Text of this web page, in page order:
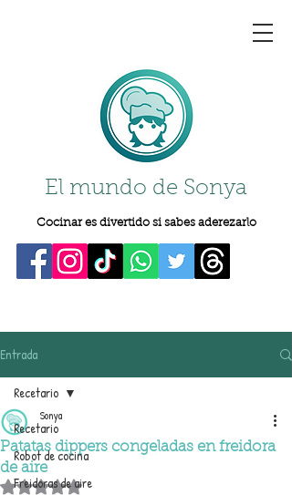
El mundo de Sonya
Cocinar es divertido si sabes aderezarlo
Entrada
Recetario
Robot de cocina
Freidoras de aire
Recetario
Patatas dippers congeladas en freidora
de aire
Sonya
Obtuvo NaN de 5 estrellas.